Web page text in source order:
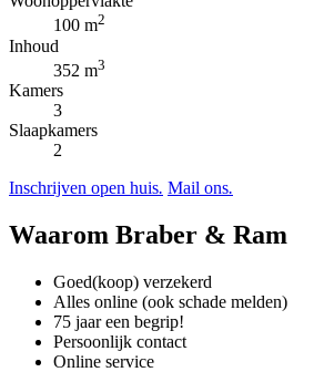
100 m2
Inhoud
352 m3
Kamers
3
Slaapkamers
2
Inschrijven open huis. Mail ons.
Waarom Braber & Ram
Goed(koop) verzekerd
Alles online (ook schade melden)
75 jaar een begrip!
Persoonlijk contact
Online service